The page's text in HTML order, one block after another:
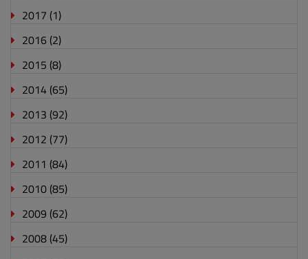
2017 (1)
2016 (2)
2015 (8)
2014 (65)
2013 (92)
2012 (77)
2011 (84)
2010 (85)
2009 (62)
2008 (45)